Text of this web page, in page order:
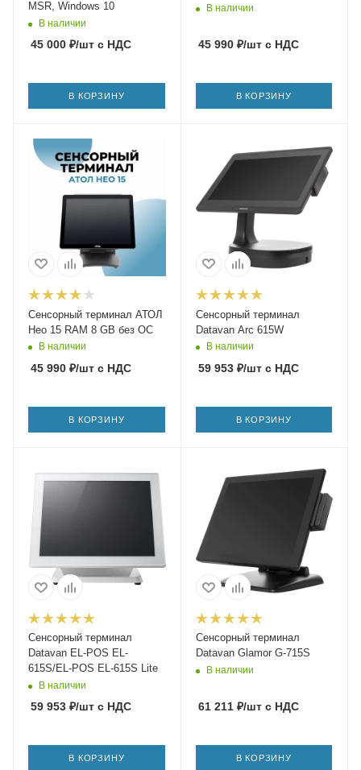
MSR, Windows 10
В наличии
45 000 ₽/шт с НДС
В КОРЗИНУ
В наличии
45 990₽/штс НДС
В КОРЗИНУ
Сенсорный терминал АТОЛ
Нео 15 RAM 8 GB без ОС
В наличии
45 990 ₽/шт с НДС
В КОРЗИНУ
Сенсорный терминал
Datavan Arc 615W
В наличии
59 953₽/штс НДС
В КОРЗИНУ
Сенсорный терминал
Datavan EL-POS EL-
615S/EL-POS EL-615S Lite
В наличии
59 953 ₽/шт с НДС
В КОРЗИНУ
Сенсорный терминал
Datavan Glamor G-715S
В наличии
61 211₽/штс НДС
В КОРЗИНУ